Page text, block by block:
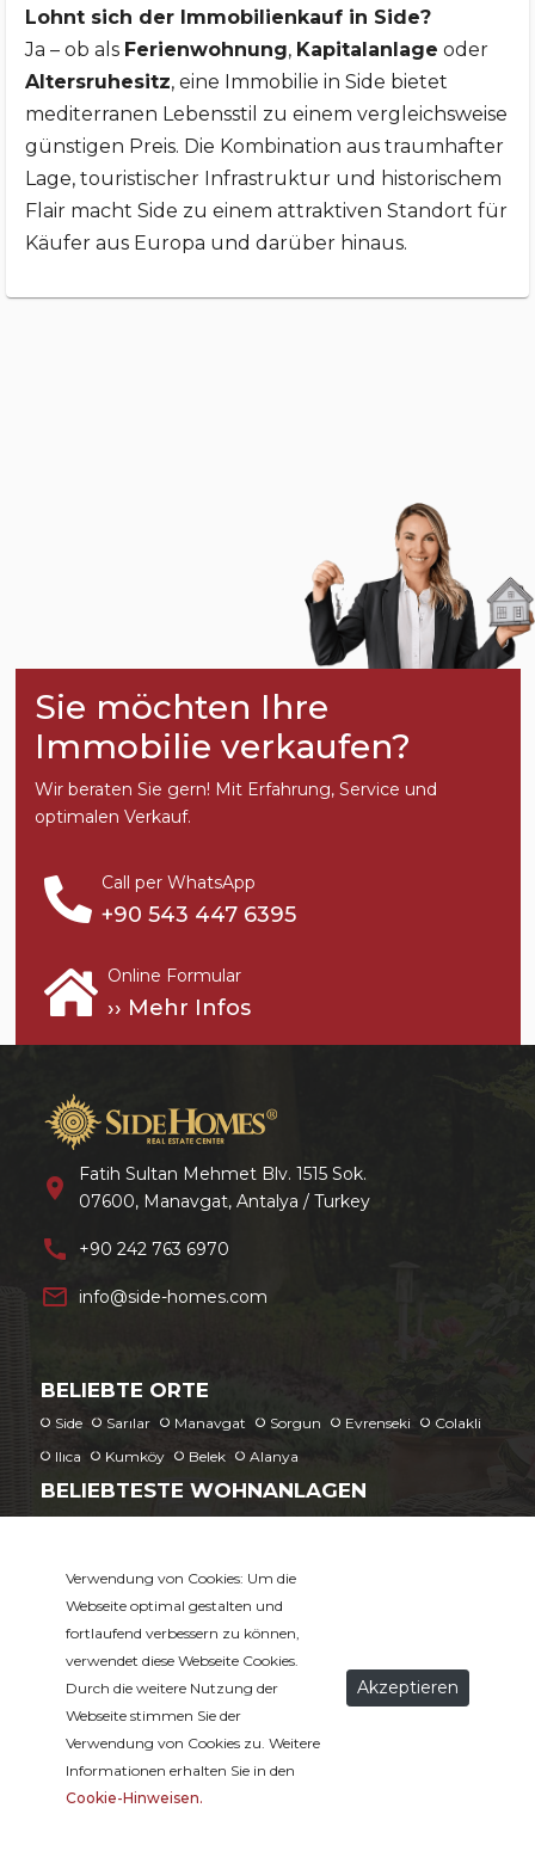
Lohnt sich der Immobilienkauf in Side?
Ja – ob als Ferienwohnung, Kapitalanlage oder
Altersruhesitz, eine Immobilie in Side bietet
mediterranen Lebensstil zu einem vergleichsweise
günstigen Preis. Die Kombination aus traumhafter
Lage, touristischer Infrastruktur und historischem
Flair macht Side zu einem attraktiven Standort für
Käufer aus Europa und darüber hinaus.
Sie möchten Ihre
Immobilie verkaufen?
Wir beraten Sie gern! Mit Erfahrung, Service und
optimalen Verkauf.
Call per WhatsApp
+90 543 447 6395
Online Formular
›› Mehr Infos
location_on
Fatih Sultan Mehmet Blv. 1515 Sok.
07600, Manavgat, Antalya / Turkey
call +90 242 763 6970
mail_outline info@side-homes.com
BELIEBTE ORTE
Side Sarılar Manavgat Sorgun Evrenseki
Colakli
Ilıca
Kumköy Belek Alanya
BELIEBTESTE WOHNANLAGEN
UNSERE SOZIALEN MEDIEN
Cookies|impressum|Wohnanlagen / Complex
Verwendung von Cookies: Um die
Webseite optimal gestalten und
fortlaufend verbessern zu können,
verwendet diese Webseite Cookies.
Durch die weitere Nutzung der
Webseite stimmen Sie der
Verwendung von Cookies zu. Weitere
Informationen erhalten Sie in den
Cookie-Hinweisen.
Akzeptieren